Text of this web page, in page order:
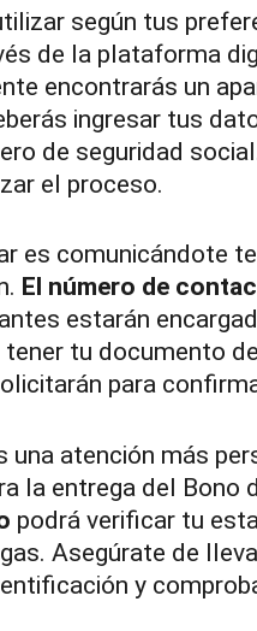
según tus
de la plataforma
encontrarás un
ingresar tus
de seguridad
el proceso.
es comunicándote
El número de
estarán
tu documento
para
una atención más
la entrega del Bono
podrá verificar tu
Asegúrate de
y